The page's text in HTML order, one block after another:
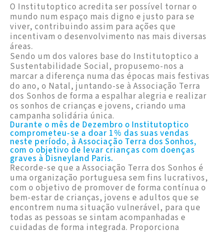
O Institutoptico acredita ser possível tornar o
mundo num espaço mais digno e justo para se
viver, contribuindo assim para ações que
incentivam o desenvolvimento nas mais diversas
áreas.
Sendo um dos valores base do Institutoptico a
Sustentabilidade Social, propusemo-nos a
marcar a diferença numa das épocas mais festivas
do ano, o Natal, juntando-se à Associação Terra
dos Sonhos de forma a espalhar alegria e realizar
os sonhos de crianças e jovens, criando uma
campanha solidária única.
Durante o mês de Dezembro o Institutoptico
comprometeu-se a doar 1% das suas vendas
neste período, à Associação Terra dos Sonhos,
com o objetivo de levar crianças com doenças
graves à Disneyland Paris.
Recorde-se que a Associação Terra dos Sonhos é
uma organização portuguesa sem fins lucrativos,
com o objetivo de promover de forma contínua o
bem-estar de crianças, jovens e adultos que se
encontrem numa situação vulnerável, para que
todas as pessoas se sintam acompanhadas e
cuidadas de forma integrada. Proporciona